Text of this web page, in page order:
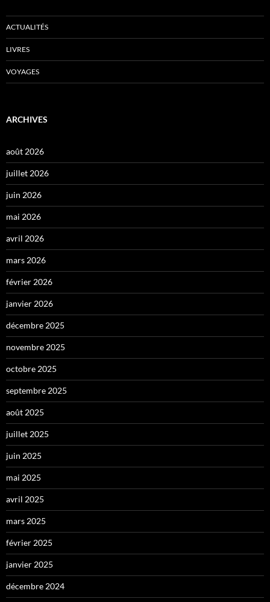
ACTUALITÉS
LIVRES
VOYAGES
ARCHIVES
août 2026
juillet 2026
juin 2026
mai 2026
avril 2026
mars 2026
février 2026
janvier 2026
décembre 2025
novembre 2025
octobre 2025
septembre 2025
août 2025
juillet 2025
juin 2025
mai 2025
avril 2025
mars 2025
février 2025
janvier 2025
décembre 2024